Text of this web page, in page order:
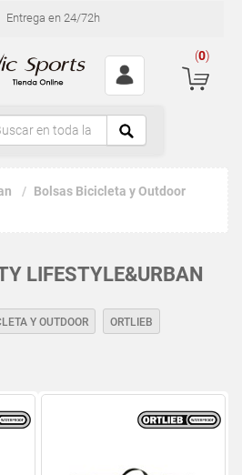
Entrega en 24/72h
(0)
Bolsas Bicicleta y Outdoor
LIFESTYLE&URBAN
Y OUTDOOR
ORTLIEB